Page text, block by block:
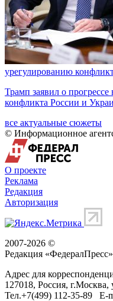
урегулированию
Трамп заявил о
конфликта России и
все актуальные сюжеты
© Информационное
О проекте
Реклама
Редакция
Авторизация
2007-2026 ©
Редакция «ФедералПресс»
Адрес для
127018, Россия, г.Москва,
Тел.+7(499) 112-35-89 E-